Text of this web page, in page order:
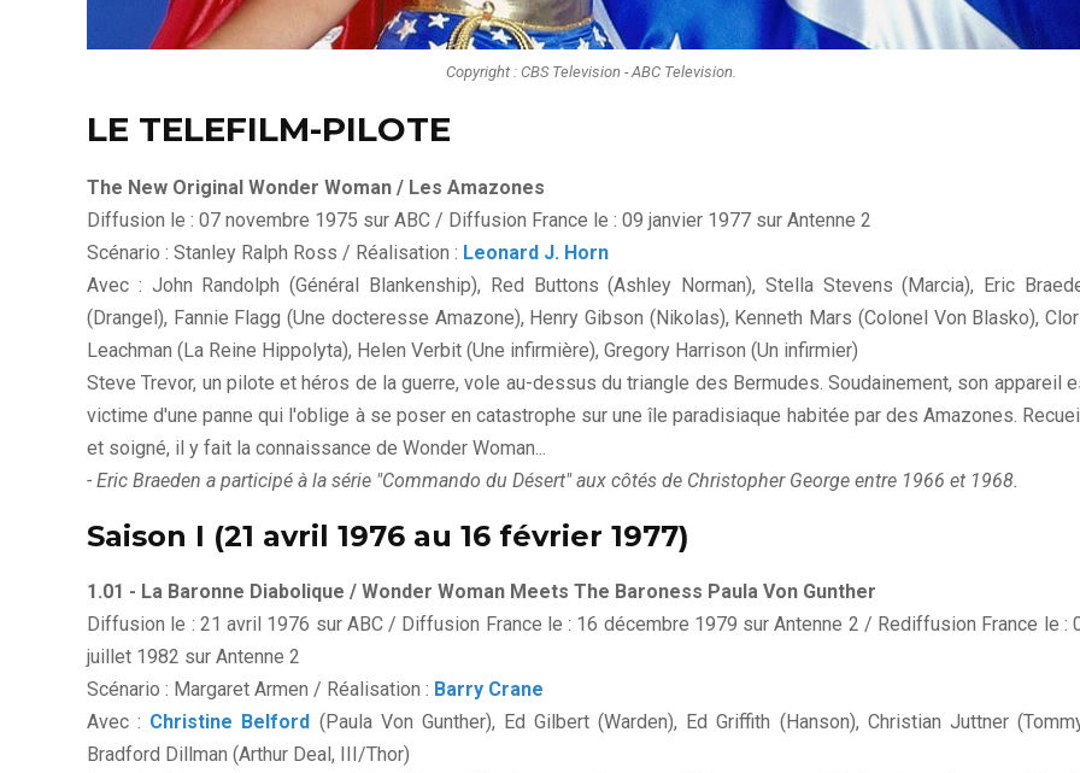
Copyright : CBS Television - ABC Television.
LE TELEFILM-PILOTE
The New Original Wonder Woman / Les Amazones
Diffusion le : 07 novembre 1975 sur ABC / Diffusion France le : 09 janvier 1977 sur Antenne 2
Scénario : Stanley Ralph Ross / Réalisation : Leonard J. Horn
Avec : John Randolph (Général Blankenship), Red Buttons (Ashley Norman), Stella Stevens (Marcia), Eric
(Drangel), Fannie Flagg (Une docteresse Amazone), Henry Gibson (Nikolas), Kenneth Mars (Colonel Von Blasko),
Leachman (La Reine Hippolyta), Helen Verbit (Une infirmière), Gregory Harrison (Un infirmier)
Steve Trevor, un pilote et héros de la guerre, vole au-dessus du triangle des Bermudes. Soudainement, son appareil
victime d'une panne qui l'oblige à se poser en catastrophe sur une île paradisiaque habitée par des Amazones.
et soigné, il y fait la connaissance de Wonder Woman...
- Eric Braeden a participé à la série "Commando du Désert" aux côtés de Christopher George entre 1966 et 1968.
Saison I (21 avril 1976 au 16 février 1977)
1.01 - La Baronne Diabolique / Wonder Woman Meets The Baroness Paula Von Gunther
Diffusion le : 21 avril 1976 sur ABC / Diffusion France le : 16 décembre 1979 sur Antenne 2 / Rediffusion France le :
juillet 1982 sur Antenne 2
Scénario : Margaret Armen / Réalisation : Barry Crane
Avec : Christine Belford (Paula Von Gunther), Ed Gilbert (Warden), Ed Griffith (Hanson), Christian Juttner
Bradford Dillman (Arthur Deal, III/Thor)